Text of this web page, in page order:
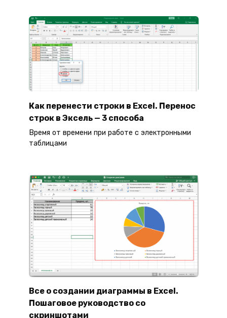
Как перенести строки в Excel. Перенос
строк в Эксель — 3 способа
Время от времени при работе с электронными
таблицами
Все о создании диаграммы в Excel.
Пошаговое руководство со
скриншотами